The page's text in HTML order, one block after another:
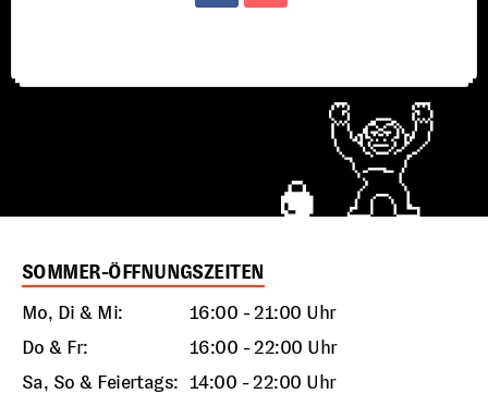
SOMMER-ÖFFNUNGSZEITEN
Mo, Di & Mi:
16:00 - 21:00 Uhr
Do & Fr:
16:00 - 22:00 Uhr
Sa, So & Feiertags: 14:00 - 22:00 Uhr